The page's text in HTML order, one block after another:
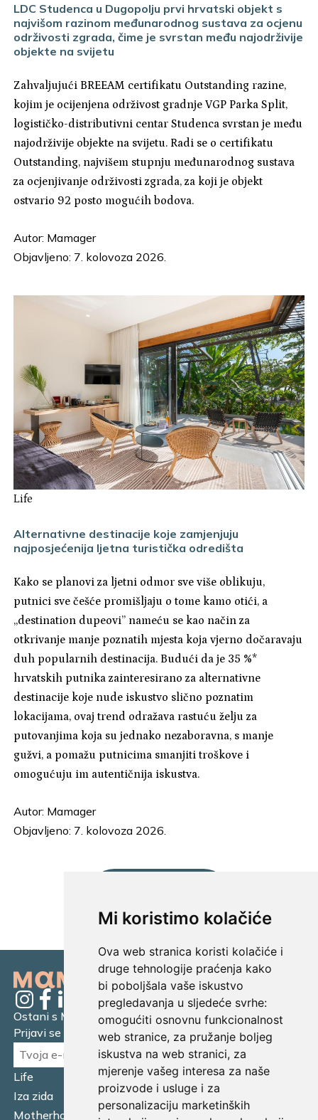
Mi koristimo kolačiće
Ova web stranica koristi kolačiće i
druge tehnologije praćenja kako
bi poboljšala vaše iskustvo
pregledavanja u sljedeće svrhe:
omogućiti osnovnu funkcionalnost
web stranice, za pružanje boljeg
iskustva na web stranici, za
mjerenje vašeg interesa za naše
proizvode i usluge i za
personalizaciju marketinških
LDC Studenca u Dugopolju prvi hrvatski objekt s
najvišom razinom međunarodnog sustava za ocjenu
održivosti zgrada, čime je svrstan među najodrživije
objekte na svijetu
Zahvaljujući BREEAM certifikatu Outstanding razine,
kojim je ocijenjena održivost gradnje VGP Parka Split,
logističko-distributivni centar Studenca svrstan je među
najodrživije objekte na svijetu. Radi se o certifikatu
Outstanding, najvišem stupnju međunarodnog sustava
za ocjenjivanje održivosti zgrada, za koji je objekt
ostvario 92 posto mogućih bodova.
Autor: Mamager
Objavljeno: 7. kolovoza 2026.
Life
Alternativne destinacije koje zamjenjuju
najposjećenija ljetna turistička odredišta
Kako se planovi za ljetni odmor sve više oblikuju,
putnici sve češće promišljaju o tome kamo otići, a
„destination dupeovi” nameću se kao način za
otkrivanje manje poznatih mjesta koja vjerno dočaravaju
duh popularnih destinacija. Budući da je 35 %*
hrvatskih putnika zainteresirano za alternativne
destinacije koje nude iskustvo slično poznatim
lokacijama, ovaj trend odražava rastuću želju za
putovanjima koja su jednako nezaboravna, s manje
gužvi, a pomažu putnicima smanjiti troškove i
omogućuju im autentičnija iskustva.
Autor: Mamager
Objavljeno: 7. kolovoza 2026.
Life
Financijska pismenost
Iza zida
Business
Motherhood
Tatager
Ostani s Mamagerom
Prijavi se na naš newsletter.